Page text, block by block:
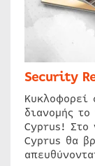
Security
Κυκλοφορεί
διανομής
Cyprus! Στο
Cyprus θα